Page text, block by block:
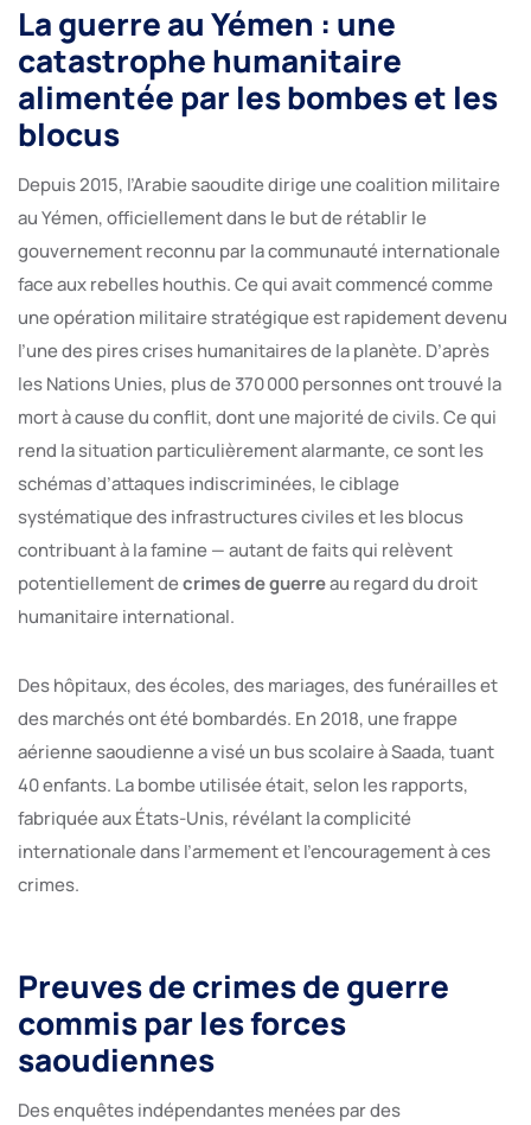
La guerre au Yémen : une
catastrophe humanitaire
alimentée par les bombes et les
blocus
Depuis 2015, l’Arabie saoudite dirige une coalition militaire
au Yémen, officiellement dans le but de rétablir le
gouvernement reconnu par la communauté internationale
face aux rebelles houthis. Ce qui avait commencé comme
une opération militaire stratégique est rapidement devenu
l’une des pires crises humanitaires de la planète. D’après
les Nations Unies, plus de 370 000 personnes ont trouvé la
mort à cause du conflit, dont une majorité de civils. Ce qui
rend la situation particulièrement alarmante, ce sont les
schémas d’attaques indiscriminées, le ciblage
systématique des infrastructures civiles et les blocus
contribuant à la famine — autant de faits qui relèvent
potentiellement decrimes de guerreau regard du droit
humanitaire international.
Des hôpitaux, des écoles, des mariages, des funérailles et
des marchés ont été bombardés. En 2018, une frappe
aérienne saoudienne a visé un bus scolaire à Saada, tuant
40 enfants. La bombe utilisée était, selon les rapports,
fabriquée aux États-Unis, révélant la complicité
internationale dans l’armement et l’encouragement à ces
crimes.
Preuves de crimes de guerre
commis par les forces
saoudiennes
Des enquêtes indépendantes menées par des